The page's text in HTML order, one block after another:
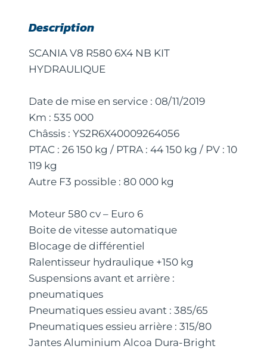
Description
SCANIA V8 R580 6X4 NB KIT
HYDRAULIQUE
Date de mise en service : 08/11/2019
Km : 535 000
Châssis : YS2R6X40009264056
PTAC : 26 150 kg / PTRA : 44 150 kg / PV : 10
119 kg
Autre F3 possible : 80 000 kg
Moteur 580 cv – Euro 6
Boite de vitesse automatique
Blocage de différentiel
Ralentisseur hydraulique +150 kg
Suspensions avant et arrière :
pneumatiques
Pneumatiques essieu avant : 385/65
Pneumatiques essieu arrière : 315/80
Jantes Aluminium Alcoa Dura-Bright